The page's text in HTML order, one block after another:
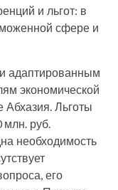
и льгот: в
сфере и
адаптированным
экономической
Абхазия. Льготы
млн. руб.
необходимость
его